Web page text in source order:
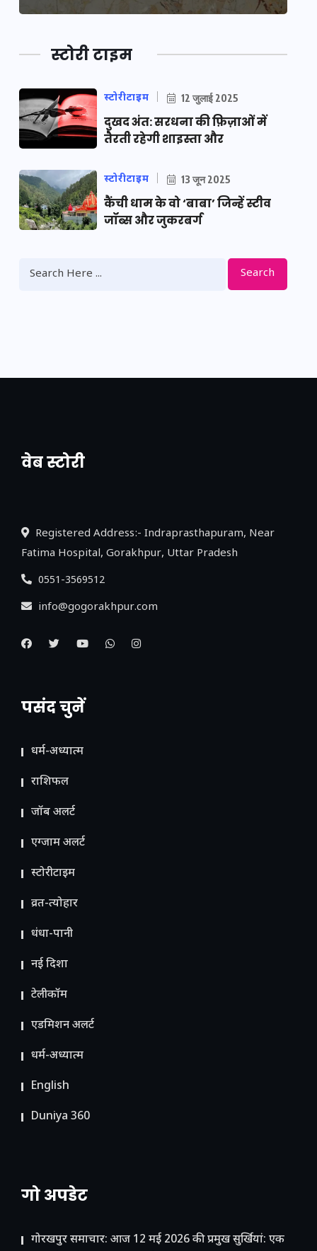
स्टोरी टाइम
स्टोरीटाइम 12 जुलाई 2025
दुखद अंत: सरधना की फ़िज़ाओं में
तैरती रहेगी शाइस्ता और
स्टोरीटाइम 13 जून 2025
कैंची धाम के वो ‘बाबा’ जिन्हें स्टीव
जॉब्स और जुकरबर्ग
Search
वेब स्टोरी
नया एक्सप्रेसवे: पूर्वांचल का लक, डेवलपमेंट का
Registered Address:- Indraprasthapuram, Near
Fatima Hospital, Gorakhpur, Uttar Pradesh
0551-3569512
info@gogorakhpur.com
पसंद चुनें
धर्म-अध्यात्म
राशिफल
जॉब अलर्ट
एग्जाम अलर्ट
स्टोरीटाइम
व्रत-त्योहार
धंधा-पानी
नई दिशा
टेलीकॉम
ए​डमिशन अलर्ट
धर्म-अध्यात्म
English
Duniya 360
गो अपडेट
गोरखपुर समाचार: आज 12 मई 2026 की प्रमुख सुर्खियां: एक